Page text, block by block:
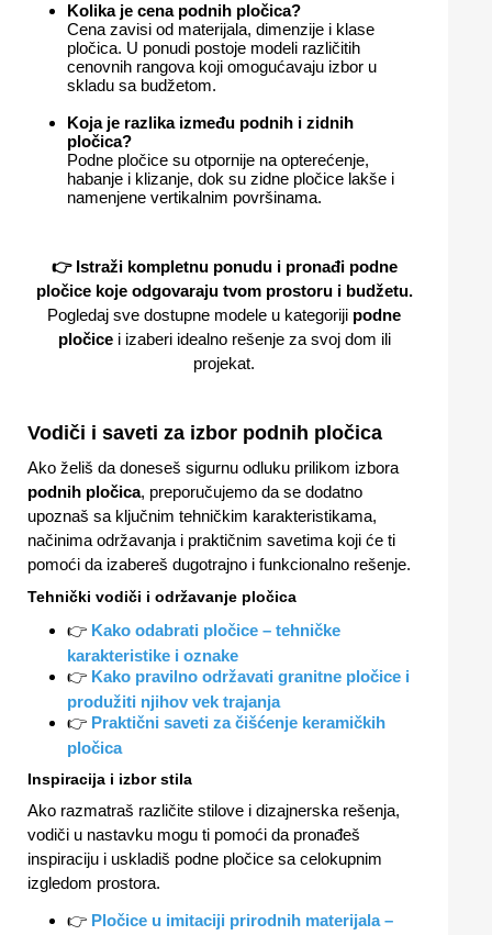
Kolika je cena podnih pločica?
Cena zavisi od materijala, dimenzije i klase
pločica. U ponudi postoje modeli različitih
cenovnih rangova koji omogućavaju izbor u
skladu sa budžetom.
Koja je razlika između podnih i zidnih
pločica?
Podne pločice su otpornije na opterećenje,
habanje i klizanje, dok su zidne pločice lakše i
namenjene vertikalnim površinama.
👉 Istraži kompletnu ponudu i pronađi podne
pločice koje odgovaraju tvom prostoru i budžetu.
Pogledaj sve dostupne modele u kategoriji podne
pločicei izaberi idealno rešenje za svoj dom ili
projekat.
Vodiči i saveti za izbor podnih pločica
Ako želiš da doneseš sigurnu odluku prilikom izbora
podnih pločica, preporučujemo da se dodatno
upoznaš sa ključnim tehničkim karakteristikama,
načinima održavanja i praktičnim savetima koji će ti
pomoći da izabereš dugotrajno i funkcionalno rešenje.
Tehnički vodiči i održavanje pločica
👉 Kako odabrati pločice – tehničke
karakteristike i oznake
👉 Kako pravilno održavati granitne pločice i
produžiti njihov vek trajanja
👉 Praktični saveti za čišćenje keramičkih
pločica
Inspiracija i izbor stila
Ako razmatraš različite stilove i dizajnerska rešenja,
vodiči u nastavku mogu ti pomoći da pronađeš
inspiraciju i uskladiš podne pločice sa celokupnim
izgledom prostora.
👉 Pločice u imitaciji prirodnih materijala –